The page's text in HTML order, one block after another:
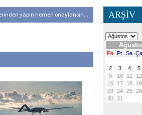
yapın hemen onaylansın... ARŞİV